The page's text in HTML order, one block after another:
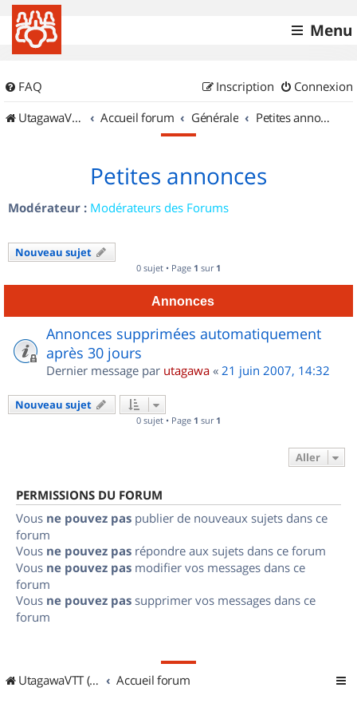
Menu
FAQ Connexion
Inscription
UtagawaVTT (Randos VTT et VTTAE avec traces GPS)
Accueil forum Générale Petites annonces
Petites annonces
Modérateur : Modérateurs des Forums
Nouveau sujet
0 sujet • Page 1 sur 1
Annonces
Annonces supprimées automatiquement
après 30 jours
Dernier message par utagawa « 21 juin 2007, 14:32
Nouveau sujet
0 sujet • Page 1 sur 1
Aller
PERMISSIONS DU FORUM
Vous ne pouvez pas publier de nouveaux sujets dans ce
forum
Vous ne pouvez pas répondre aux sujets dans ce forum
Vous ne pouvez pas modifier vos messages dans ce
forum
Vous ne pouvez pas supprimer vos messages dans ce
forum
UtagawaVTT (Randos VTT et VTTAE avec traces GPS) Accueil forum